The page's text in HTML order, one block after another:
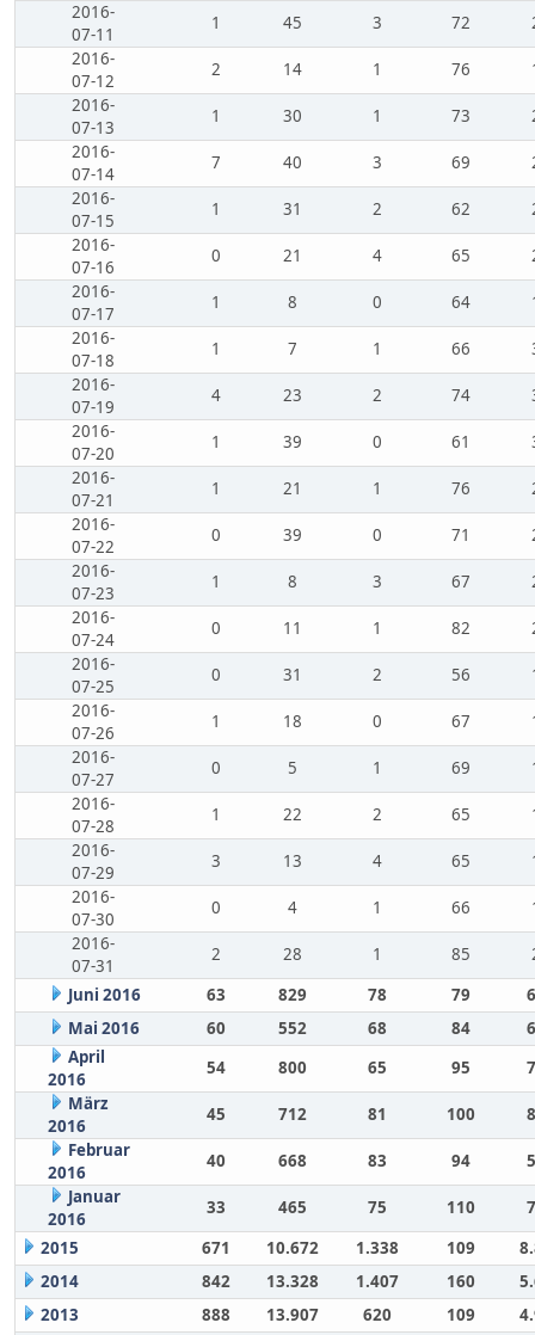
2016-
07-11
1 45 3 72
2016-
07-12
2 14 1 76
2016-
07-13
1 30 1 73
2016-
07-14
7 40 3 69
2016-
07-15
1 31 2 62
2016-
07-16
0 21 4 65
2016-
07-17
1 8 0 64
2016-
07-18
1 7 1 66
2016-
07-19
4 23 2 74
2016-
07-20
1 39 0 61
2016-
07-21
1 21 1 76
2016-
07-22
0 39 0 71
2016-
07-23
1 8 3 67
2016-
07-24
0 11 1 82
2016-
07-25
0 31 2 56
2016-
07-26
1 18 0 67
2016-
07-27
0 5 1 69
2016-
07-28
1 22 2 65
2016-
07-29
3 13 4 65
2016-
07-30
0 4 1 66
2016-
07-31
2 28 1 85
Juni 2016
63 829 78 79
Mai 2016
60 552 68 84
April
2016
54 800 65 95
März
2016
45 712 81 100
Februar
2016
40 668 83 94
Januar
2016
33 465 75 110
2015
671 10.672 1.338 109
2014
842 13.328 1.407 160
2013
888 13.907 620 109